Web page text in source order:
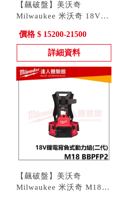
【飆破盤】美沃奇
Milwaukee 米沃奇 18V
泵浦 M18 BLSWP-0
價格 $ 15200-21500
詳細資料
【飆破盤】美沃奇
Milwaukee 米沃奇 M18